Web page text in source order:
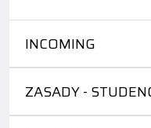
INCOMING
ZASADY -